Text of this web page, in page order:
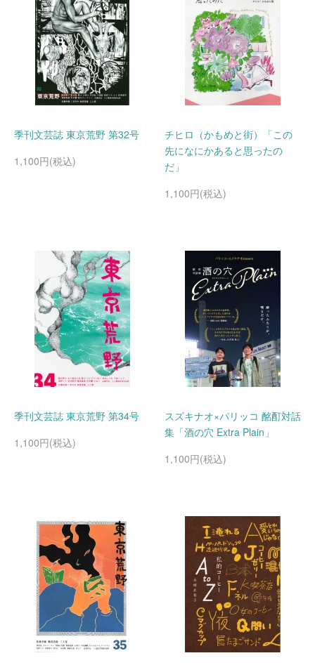
季刊文芸誌 東京荒野 第32号
1,100円(税込)
チヒロ（かもめと街）「この
先になにかあると思ったの
だ」
1,100円(税込)
季刊文芸誌 東京荒野 第34号
1,100円(税込)
スズキナオ×パリッコ 酩酊対話
集「酒の穴 Extra Plain」
1,100円(税込)